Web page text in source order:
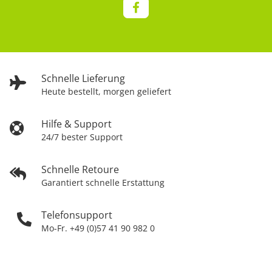
Schnelle Lieferung
Heute bestellt, morgen geliefert
Hilfe & Support
24/7 bester Support
Schnelle Retoure
Garantiert schnelle Erstattung
Telefonsupport
Mo-Fr. +49 (0)57 41 90 982 0